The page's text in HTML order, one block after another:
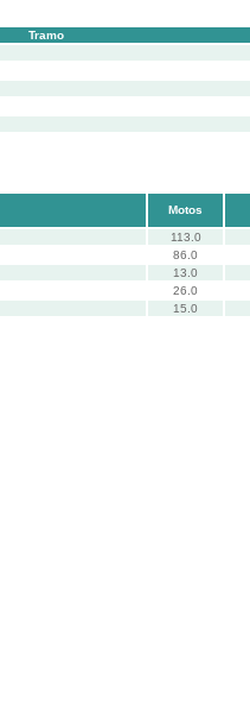
Tramo
Motos
113.0
86.0
13.0
26.0
15.0